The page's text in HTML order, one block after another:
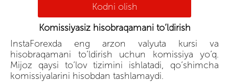
Kodni olish
Komissiyasiz hisobraqamani to’ldirish
InstaForexda eng arzon valyuta kursi va
hisobraqamani to’ldirish uchun komissiya yo’q.
Mijoz qaysi to’lov tizimini ishlatadi, qo’shimcha
komissiyalarini hisobdan tashlamaydi.